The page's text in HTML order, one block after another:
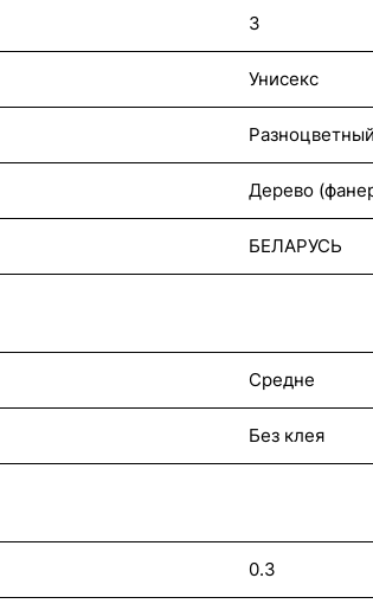
3
Унисекс
Разноцветный
Дерево
БЕЛАРУСЬ
Средне
Без клея
0.3